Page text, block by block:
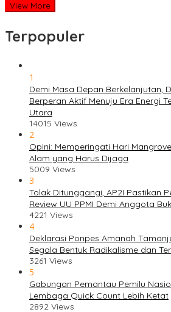
View More
Terpopuler
1
Demi Masa Depan Berkelanjutan,
Berperan Aktif Menuju Era Energi
Utara
14015 Views
2
Opini: Memperingati Hari
Alam yang Harus Dijaga
5009 Views
3
Tolak Ditunggangi, AP2I Pastikan
Review UU PPMI Demi Anggota
4221 Views
4
Deklarasi Ponpes Amanah
Segala Bentuk Radikalisme dan
3261 Views
5
Gabungan Pemantau Pemilu
Lembaga Quick Count Lebih Ketat
2892 Views